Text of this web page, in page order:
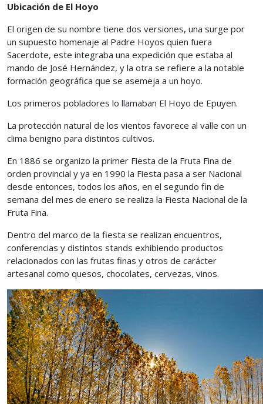
Ubicación de El Hoyo
El origen de su nombre tiene dos versiones, una surge por
un supuesto homenaje al Padre Hoyos quien fuera
Sacerdote, este integraba una expedición que estaba al
mando de José Hernández, y la otra se refiere a la notable
formación geográfica que se asemeja a un hoyo.
Los primeros pobladores lo llamaban El Hoyo de Epuyen.
La protección natural de los vientos favorece al valle con un
clima benigno para distintos cultivos.
En 1886 se organizo la primer Fiesta de la Fruta Fina de
orden provincial y ya en 1990 la Fiesta pasa a ser Nacional
desde entonces, todos los años, en el segundo fin de
semana del mes de enero se realiza la Fiesta Nacional de la
Fruta Fina.
Dentro del marco de la fiesta se realizan encuentros,
conferencias y distintos stands exhibiendo productos
relacionados con las frutas finas y otros de carácter
artesanal como quesos, chocolates, cervezas, vinos.